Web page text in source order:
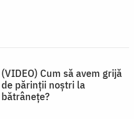
(VIDEO) Cum să avem grijă
de părinții noștri la
bătrânețe?